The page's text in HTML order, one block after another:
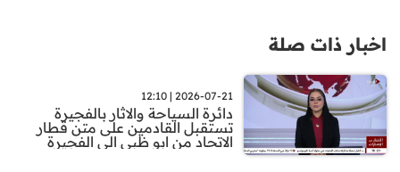
اخبار ذات صلة
2026-07-21 | 12:10
دائرة السياحة والاثار بالفجيرة
تستقبل القادمين على متن قطار
الاتحاد من ابو ظبي الى الفجيرة